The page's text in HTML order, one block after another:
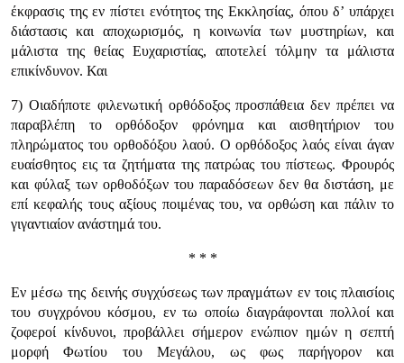
έκφρασις της εν πίστει ενότητος της Εκκλησίας, όπου δ’ υπάρχει
διάστασις και αποχωρισμός, η κοινωνία των μυστηρίων, και
μάλιστα της θείας Ευχαριστίας, αποτελεί τόλμην τα μάλιστα
επικίνδυνον. Και
7) Οιαδήποτε φιλενωτική ορθόδοξος προσπάθεια δεν πρέπει να
παραβλέπη το ορθόδοξον φρόνημα και αισθητήριον του
πληρώματος του ορθοδόξου λαού. Ο ορθόδοξος λαός είναι άγαν
ευαίσθητος εις τα ζητήματα της πατρώας του πίστεως. Φρουρός
και φύλαξ των ορθοδόξων του παραδόσεων δεν θα διστάση, με
επί κεφαλής τους αξίους ποιμένας του, να ορθώση και πάλιν το
γιγαντιαίον ανάστημά του.
* * *
Εν μέσω της δεινής συγχύσεως των πραγμάτων εν τοις πλαισίοις
του συγχρόνου κόσμου, εν τω οποίω διαγράφονται πολλοί και
ζοφεροί κίνδυνοι, προβάλλει σήμερον ενώπιον ημών η σεπτή
μορφή Φωτίου του Μεγάλου, ως φως παρήγορον και